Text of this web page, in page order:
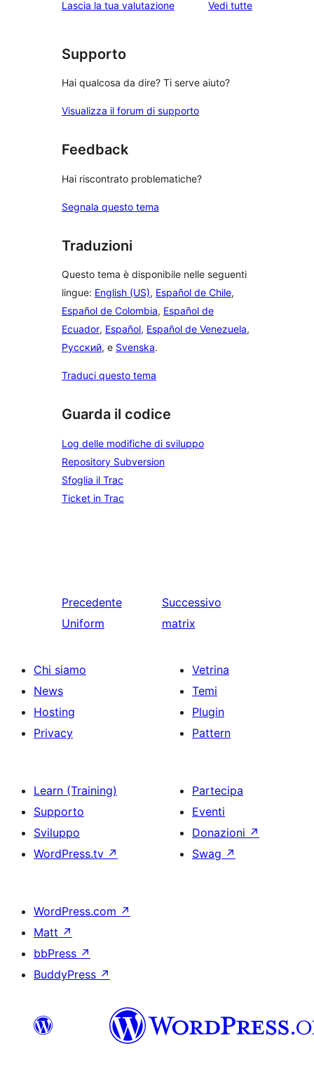
stelle
2-
a
stelle
Lascia la tua valutazione Vedi tuttele
Supporto
Hai qualcosa da dire? Ti serve aiuto?
Visualizza il forum di supporto
Feedback
Hai riscontrato problematiche?
Segnala questo tema
Traduzioni
Questo tema è disponibile nelle seguenti
lingue: English (US), Español de Chile,
Español de Colombia, Español de
Ecuador, Español, Español de Venezuela,
Русский, e Svenska.
Traduci questo tema
Guarda il codice
Log delle modifiche di sviluppo
Repository Subversion
Sfoglia il Trac
Ticket in Trac
Precedente
Uniform
Successivo
matrix
Chi siamo
News
Hosting
Privacy
Vetrina
Temi
Plugin
Pattern
Learn (Training)
Supporto
Sviluppo
WordPress.tv ↗
Partecipa
Eventi
Donazioni ↗
Swag ↗
WordPress.com ↗
Matt ↗
bbPress ↗
BuddyPress ↗